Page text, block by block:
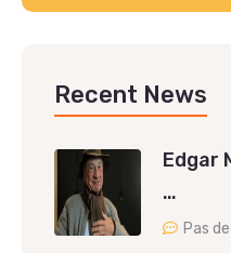
Recent News
Edgar
…
Pas